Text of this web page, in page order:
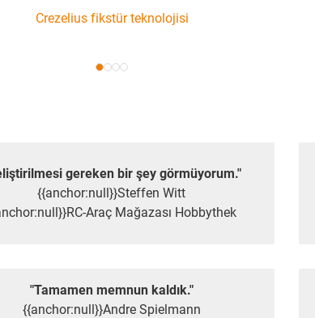
Crezelius fikstür teknolojisi
gereken bir şey görmüyorum."
{{anchor:null}}Steffen Witt
Araç Mağazası Hobbythek
"Tamamen memnun kaldık."
{{anchor:null}}Andre Spielmann